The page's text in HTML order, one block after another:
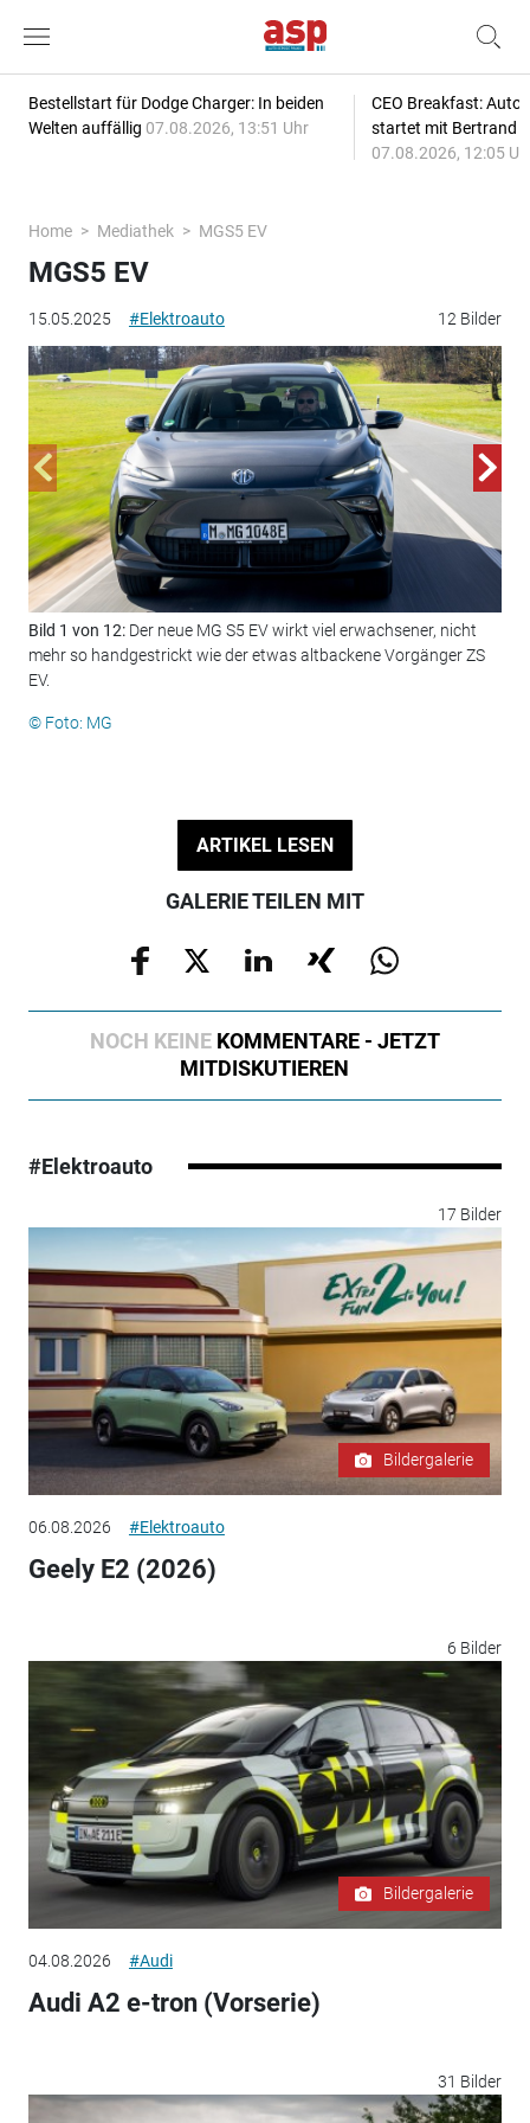
Bestellstart für Dodge Charger: In beiden
Welten auffällig 07.08.2026, 13:51 Uhr
CEO Breakfast:
startet mit Bertrand
07.08.2026, 12:05
Home Mediathek MGS5 EV
15.05.2025 #Elektroauto 12 Bilder
MGS5 EV
Bild 1 von 12: Der neue MG S5 EV wirkt viel erwachsener, nicht
mehr so handgestrickt wie der etwas altbackene Vorgänger ZS
EV.
© Foto: MG
ARTIKEL LESEN
GALERIE TEILEN MIT
NOCH KEINE KOMMENTARE - JETZT
MITDISKUTIEREN
#Elektroauto
17 Bilder
Bildergalerie
06.08.2026 #Elektroauto
Geely E2 (2026)
6 Bilder
Bildergalerie
04.08.2026 #Audi
Audi A2 e-tron (Vorserie)
31 Bilder